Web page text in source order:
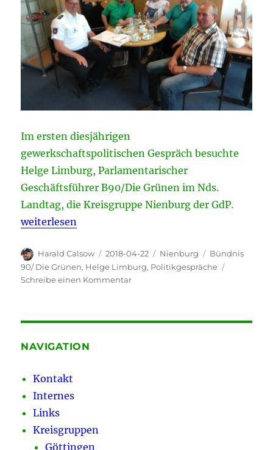
Im ersten diesjährigen
gewerkschaftspolitischen Gespräch besuchte
Helge Limburg, Parlamentarischer
Geschäftsführer B90/Die Grünen im Nds.
Landtag, die Kreisgruppe Nienburg der GdP.
„Gewerkschaftspolitisches Gespräch der KG
weiterlesen
Autor
Harald Calsow
Veröffentlicht
am
2018-04-22 Kategorien
Nienburg Schlagwörter
Bündnis
90/ Die Grünen, Helge Limburg, Politikgespräche
Schreibe einen Kommentarzu
NAVIGATION
Kontakt
Internes
Links
Kreisgruppen
Göttingen